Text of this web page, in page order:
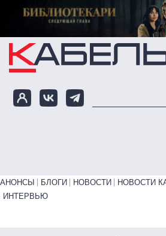
Перейти к основному содержанию
Primary links bottom
АНОНСЫ БЛОГИ НОВОСТИ НОВОСТИ
ИНТЕРВЬЮ